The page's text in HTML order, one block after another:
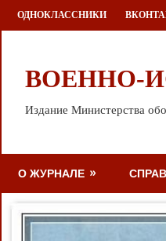
Перейти
к
ОДНОКЛАССНИКИ
ВОЕННО-
Издание Министерства
О ЖУРНАЛЕ